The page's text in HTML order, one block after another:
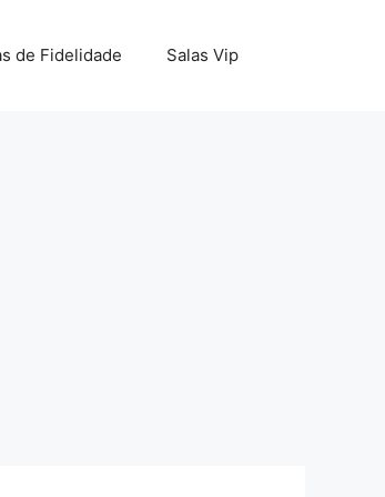
de Fidelidade Salas Vip